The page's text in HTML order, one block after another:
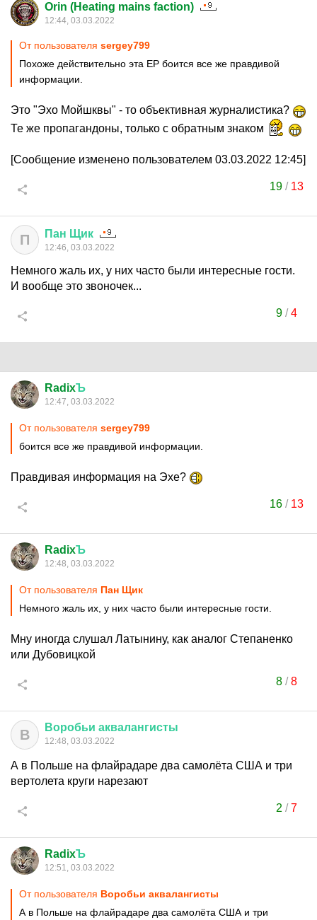
Orin (Heating mains faction)
12:44, 03.03.2022
От пользователя sergey799
Похоже действительно эта ЕР боится все же правдивой
информации.
Это "Эхо Мойшквы" - то объективная журналистика?
Те же пропагандоны, только с обратным знаком
[Сообщение изменено пользователем 03.03.2022 12:45]
19/ 13
П Пан Щик
12:46, 03.03.2022
Немного жаль их, у них часто были интересные гости.
И вообще это звоночек...
9/4
RadixЪ
12:47, 03.03.2022
От пользователя sergey799
боится все же правдивой информации.
Правдивая информация на Эхе?
16/ 13
RadixЪ
12:48, 03.03.2022
От пользователя Пан Щик
Немного жаль их, у них часто были интересные гости.
Мну иногда слушал Латынину, как аналог Степаненко
или Дубовицкой
8/8
В Воробьи аквалангисты
12:48, 03.03.2022
А в Польше на флайрадаре два самолёта США и три
вертолета круги нарезают
2 /7
RadixЪ
12:51, 03.03.2022
От пользователя Воробьи аквалангисты
А в Польше на флайрадаре два самолёта США и три